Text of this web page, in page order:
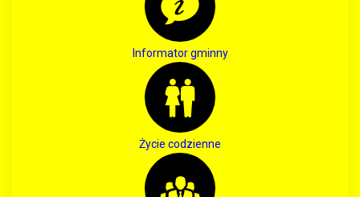
Informator gminny
Życie codzienne